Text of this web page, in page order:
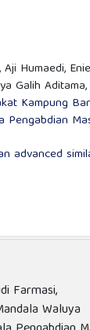
Humaedi,
Galih
Kampung
Pengabdian
advanced
Farmasi,
Waluya